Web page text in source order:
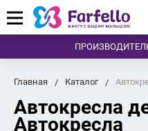
Главная Каталог
Автокресла
Автокресла